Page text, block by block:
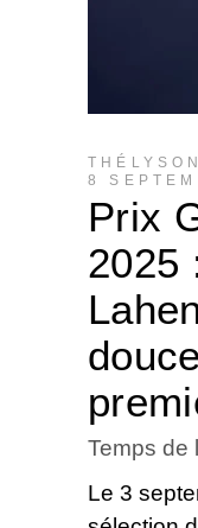
8
Prix
2025
Temps de
Le 3